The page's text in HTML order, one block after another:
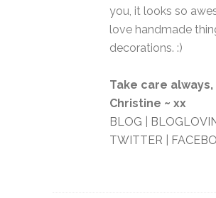
you, it looks so
love handmade
decorations. :)
Take care
Christine ~ xx
BLOG
TWITTER